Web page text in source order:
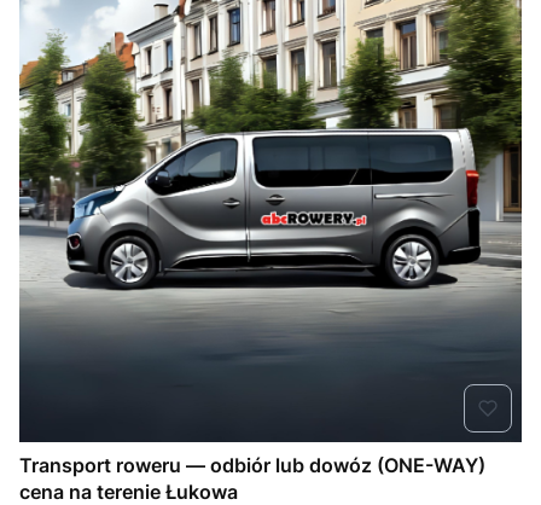
Transport roweru — odbiór lub dowóz (ONE-WAY)
cena na terenie Łukowa